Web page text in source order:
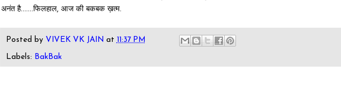
अनंत है.......फिलहाल, आज की बकबक ख़त्म.
Posted by VIVEK VK JAIN at 11:37 PM
Labels: BakBak